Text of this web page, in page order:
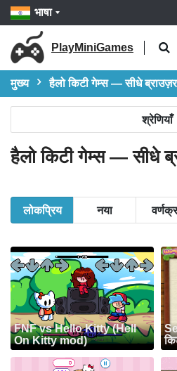
भाषा
PlayMiniGames
मुख्य हैलो किटी गेम्स — सीधे
श्रेणियाँ
हैलो किटी गेम्स — सीधे
लोकप्रिय नया
FNF vs Hello Kitty (Hell
On Kitty mod)